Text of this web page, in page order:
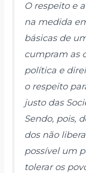
O respeito e
na medida
básicas de
cumpram as
política e
o respeito
justo das
Sendo, pois,
dos não
possível um
tolerar os